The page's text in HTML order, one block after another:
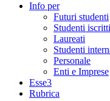
Info per
Futuri studenti
Studenti iscritti
Laureati
Studenti
Personale
Enti e Imprese
Esse3
Rubrica